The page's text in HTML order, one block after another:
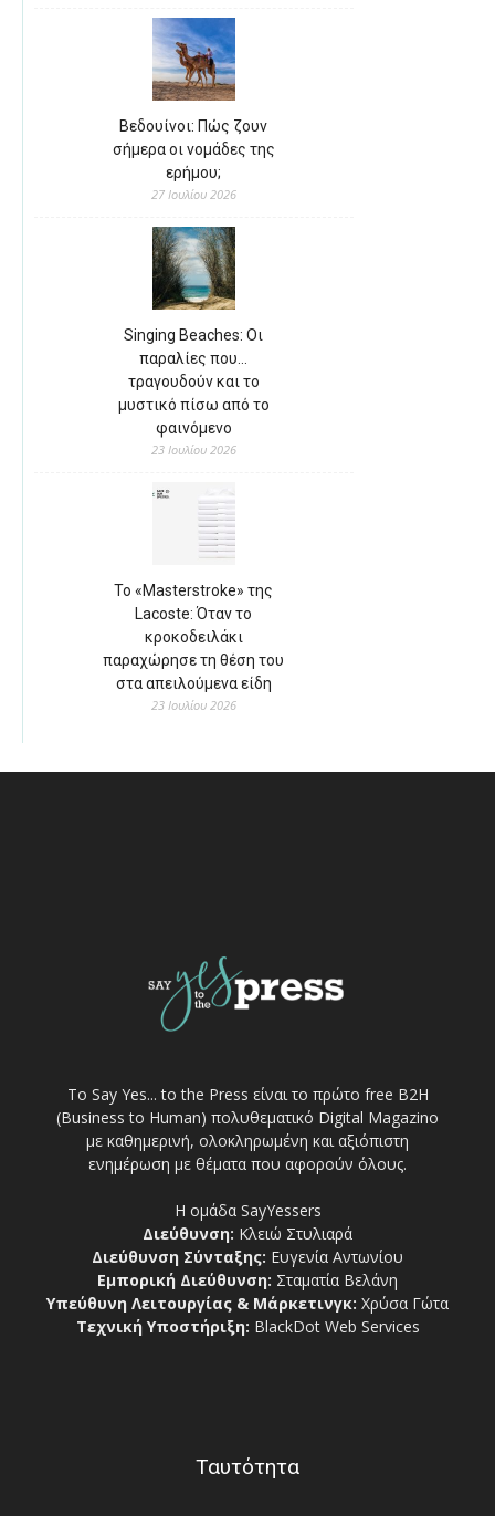
Βεδουίνοι: Πώς ζουν
σήμερα οι νομάδες της
ερήμου;
27 Ιουλίου 2026
Singing Beaches: Οι
παραλίες που…
τραγουδούν και το
μυστικό πίσω από το
φαινόμενο
23 Ιουλίου 2026
Το «Masterstroke» της
Lacoste: Όταν το
κροκοδειλάκι
παραχώρησε τη θέση του
στα απειλούμενα είδη
23 Ιουλίου 2026
Το Say Yes... to the Press είναι το πρώτο free Β2Η
(Business to Human) πολυθεματικό Digital Magazino
με καθημερινή, ολοκληρωμένη και αξιόπιστη
ενημέρωση με θέματα που αφορούν όλους.
Η ομάδα SayYessers
Διεύθυνση: Κλειώ Στυλιαρά
Διεύθυνση Σύνταξης: Ευγενία Αντωνίου
Εμπορική Διεύθυνση: Σταματία Βελάνη
Υπεύθυνη Λειτουργίας & Μάρκετινγκ: Χρύσα Γώτα
Τεχνική Υποστήριξη: BlackDot Web Services
Ταυτότητα